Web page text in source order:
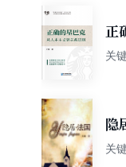
正
关
关
隐
关